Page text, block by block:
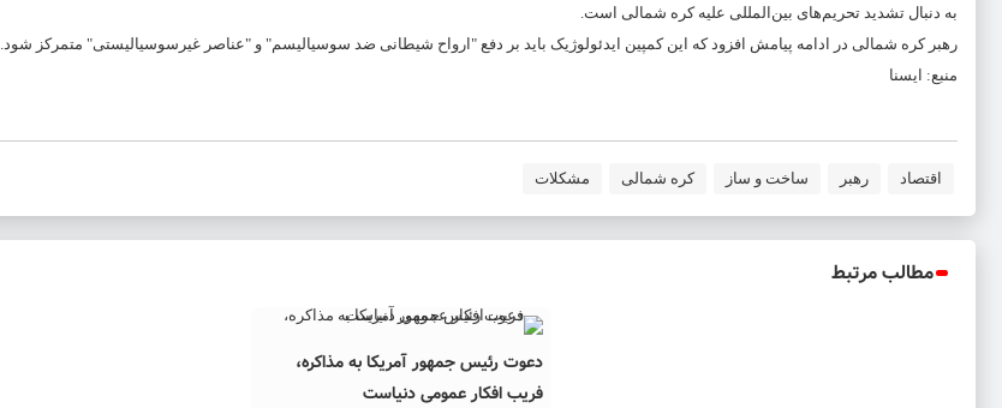
به دنبال تشدید تحریم‌های بین‌المللی علیه کره شمالی است.
رهبر کره شمالی در ادامه پیامش افزود که این کمپین ایدئولوژیک باید بر دفع "ارواح شیطانی ضد سوسیالیسم" و "عناصر غیرسوسیالیستی" متمرکز شود.
منبع: ایسنا
اقتصاد رهبر ساخت و ساز کره شمالی مشکلات
مطالب مرتبط
دعوت رئیس جمهور آمریکا به مذاکره،
فریب افکار عمومی دنیاست